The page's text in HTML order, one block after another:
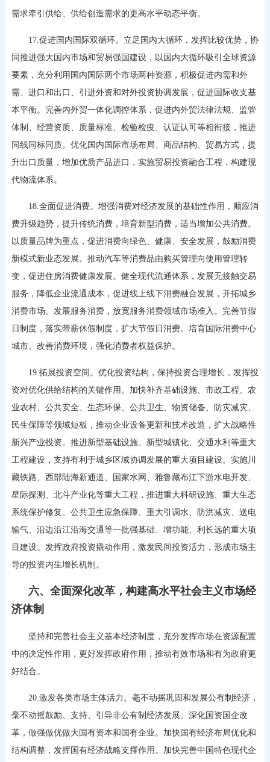
需求牵引供给、供给创造需求的更高水平动态平衡。
17.促进国内国际双循环。立足国内大循环，发挥比较优势，协
同推进强大国内市场和贸易强国建设，以国内大循环吸引全球资源
要素，充分利用国内国际两个市场两种资源，积极促进内需和外
需、进口和出口、引进外资和对外投资协调发展，促进国际收支基
本平衡。完善内外贸一体化调控体系，促进内外贸法律法规、监管
体制、经营资质、质量标准、检验检疫、认证认可等相衔接，推进
同线同标同质。优化国内国际市场布局、商品结构、贸易方式，提
升出口质量，增加优质产品进口，实施贸易投资融合工程，构建现
代物流体系。
18.全面促进消费。增强消费对经济发展的基础性作用，顺应消
费升级趋势，提升传统消费，培育新型消费，适当增加公共消费。
以质量品牌为重点，促进消费向绿色、健康、安全发展，鼓励消费
新模式新业态发展。推动汽车等消费品由购买管理向使用管理转
变，促进住房消费健康发展。健全现代流通体系，发展无接触交易
服务，降低企业流通成本，促进线上线下消费融合发展，开拓城乡
消费市场。发展服务消费，放宽服务消费领域市场准入。完善节假
日制度，落实带薪休假制度，扩大节假日消费。培育国际消费中心
城市。改善消费环境，强化消费者权益保护。
19.拓展投资空间。优化投资结构，保持投资合理增长，发挥投
资对优化供给结构的关键作用。加快补齐基础设施、市政工程、农
业农村、公共安全、生态环保、公共卫生、物资储备、防灾减灾、
民生保障等领域短板，推动企业设备更新和技术改造，扩大战略性
新兴产业投资。推进新型基础设施、新型城镇化、交通水利等重大
工程建设，支持有利于城乡区域协调发展的重大项目建设。实施川
藏铁路、西部陆海新通道、国家水网、雅鲁藏布江下游水电开发、
星际探测、北斗产业化等重大工程，推进重大科研设施、重大生态
系统保护修复、公共卫生应急保障、重大引调水、防洪减灾、送电
输气、沿边沿江沿海交通等一批强基础、增功能、利长远的重大项
目建设。发挥政府投资撬动作用，激发民间投资活力，形成市场主
导的投资内生增长机制。
六、全面深化改革，构建高水平社会主义市场经
济体制
坚持和完善社会主义基本经济制度，充分发挥市场在资源配置
中的决定性作用，更好发挥政府作用，推动有效市场和有为政府更
好结合。
20.激发各类市场主体活力。毫不动摇巩固和发展公有制经济，
毫不动摇鼓励、支持、引导非公有制经济发展。深化国资国企改
革，做强做优做大国有资本和国有企业。加快国有经济布局优化和
结构调整，发挥国有经济战略支撑作用。加快完善中国特色现代企